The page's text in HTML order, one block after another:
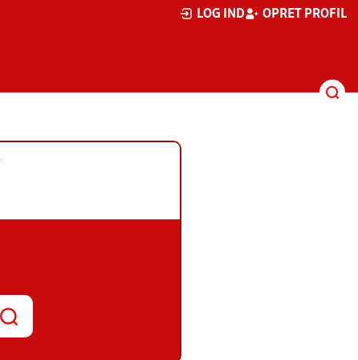
LOG IND OPRET PROFIL